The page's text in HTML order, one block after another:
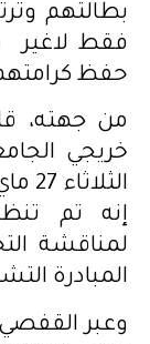
بطالتهم
فقط لاغير
حفظ
من جهته،
خريجي
إنه تم
لمناقشة
المبادرة
وعبر